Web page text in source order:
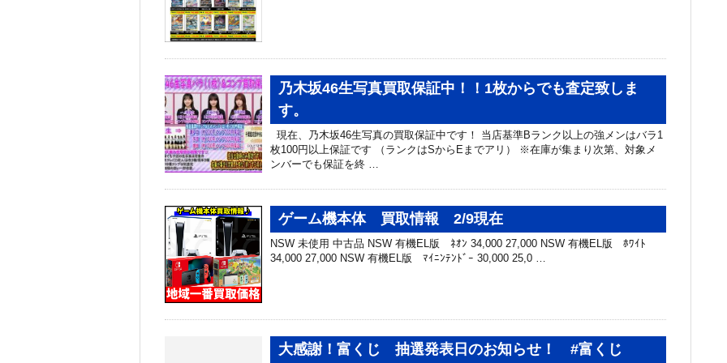
乃木坂46生写真買取保証中！！1枚からでも査定致しま
す。
現在、乃木坂46生写真の買取保証中です！ 当店基準Bランク以上の強メンはバラ1
枚100円以上保証です （ランクはSからEまでアリ） ※在庫が集まり次第、対象メ
ンバーでも保証を終 …
ゲーム機本体 買取情報 2/9現在
NSW 未使用 中古品 NSW 有機EL版 ﾈｵﾝ 34,000 27,000 NSW 有機EL版 ﾎﾜｲﾄ
34,000 27,000 NSW 有機EL版 ﾏｲﾆﾝﾃﾝﾄﾞｰ 30,000 25,0 …
大感謝！富くじ 抽選発表日のお知らせ！ #富くじ